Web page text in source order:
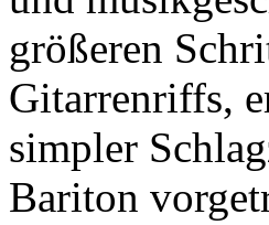
größeren
Gitarrenriffs,
simpler
Bariton